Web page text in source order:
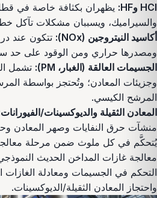
HCl وHF:
يظهران بكثافة خاصة في
والسيراميك، ويسببان مشكلات تآكل
أكاسيد النيتروجين (NOx):
تتكون عند
ومصدرها حراري ومن الوقود على حد
الجسيمات العالقة (الغبار، PM):
تشمل
وجزيئات المعادن؛ وتُحتجز بواسطة
المرشح الكيسي.
المعادن الثقيلة والديوكسينات/
منشآت حرق النفايات وصهر المعادن
يُتحكَّم في كل ملوث ضمن مرحلة
معالجة غازات المداخن الحديث
واحتجاز المعادن الثقيلة/الديوكسينات.